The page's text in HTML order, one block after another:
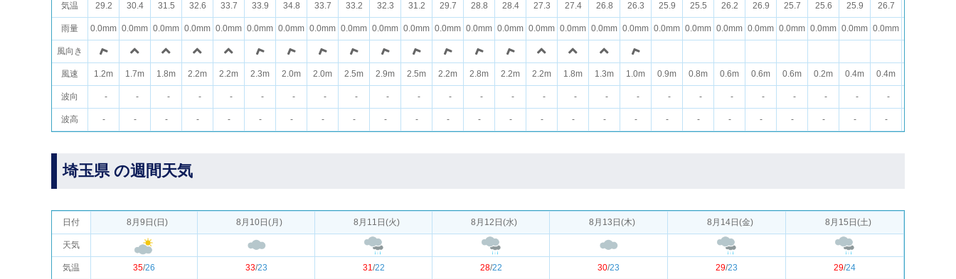
気温
雨量
風向き
風速
波向
波高
29.2 30.4 31.5 32.6 33.7 33.9 34.8 33.7 33.2 32.3 31.2 29.7 28.8 28.4 27.3 27.4 26.8 26.3 25.9 25.5 26.2 26.9 25.7 25.6 25.9 26.7
0.0mm 0.0mm 0.0mm 0.0mm 0.0mm 0.0mm 0.0mm 0.0mm 0.0mm 0.0mm 0.0mm 0.0mm 0.0mm 0.0mm 0.0mm 0.0mm 0.0mm 0.0mm 0.0mm 0.0mm 0.0mm 0.0mm 0.0mm 0.0mm 0.0mm 0.0mm
1.2m 1.7m 1.8m 2.2m 2.2m 2.3m 2.0m 2.0m 2.5m 2.9m 2.5m 2.2m 2.8m 2.2m 2.2m 1.8m 1.3m 1.0m 0.9m 0.8m 0.6m 0.6m 0.6m 0.2m 0.4m 0.4m
- - - - - - - - - - - - - - - - - - - - - - - - - -
- - - - - - - - - - - - - - - - - - - - - - - - - -
埼玉県 の週間天気
日付
天気
気温
8月9日(日) 8月10日(月) 8月11日(火) 8月12日(水) 8月13日(木) 8月14日(金) 8月15日(土)
35/26 33/23 31/22 28/22 30/23 29/23 29/24